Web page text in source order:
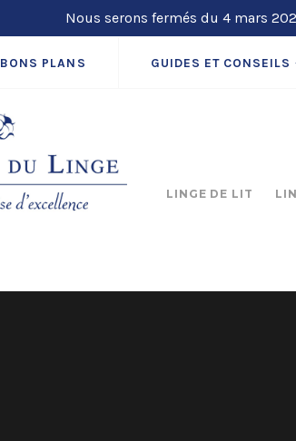
Nous serons fermés du 4 mars
BONS PLANS GUIDES ET CONSEILS
LINGE DE LIT